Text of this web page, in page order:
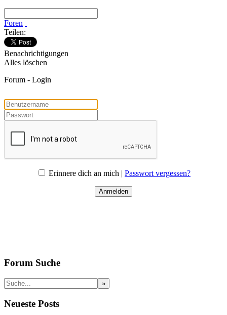
Foren
Teilen:
Benachrichtigungen
Alles löschen
Forum - Login
Erinnere dich an mich | Passwort vergessen?
Forum Suche
Neueste Posts